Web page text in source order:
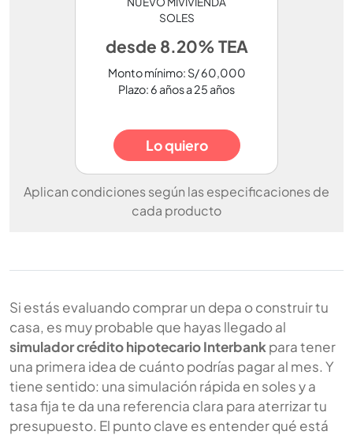
SOLES
desde 8.20% TEA
Monto mínimo: S/ 60,000
Plazo: 6 años a 25 años
Lo quiero
Aplican condiciones según las especificaciones de
cada producto
Si estás evaluando comprar un depa o construir tu
casa, es muy probable que hayas llegado al
simulador crédito hipotecario Interbank para tener
una primera idea de cuánto podrías pagar al mes. Y
tiene sentido: una simulación rápida en soles y a
tasa fija te da una referencia clara para aterrizar tu
presupuesto. El punto clave es entender qué está